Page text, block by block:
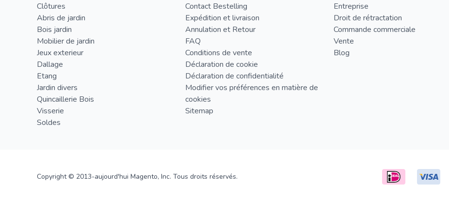
Clôtures
Abris de jardin
Bois jardin
Mobilier de jardin
Jeux exterieur
Dallage
Etang
Jardin divers
Quincaillerie Bois
Visserie
Soldes
Contact Bestelling
Expédition et livraison
Annulation et Retour
FAQ
Conditions de vente
Déclaration de cookie
Déclaration de confidentialité
Modifier vos préférences en matière de
cookies
Sitemap
Entreprise
Droit de rétractation
Commande commerciale
Vente
Blog
Copyright © 2013-aujourd'hui Magento, Inc. Tous droits réservés.